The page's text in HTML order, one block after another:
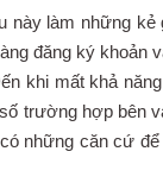
này làm những
đăng ký khoản
khi mất khả
trường hợp bên
những căn cứ